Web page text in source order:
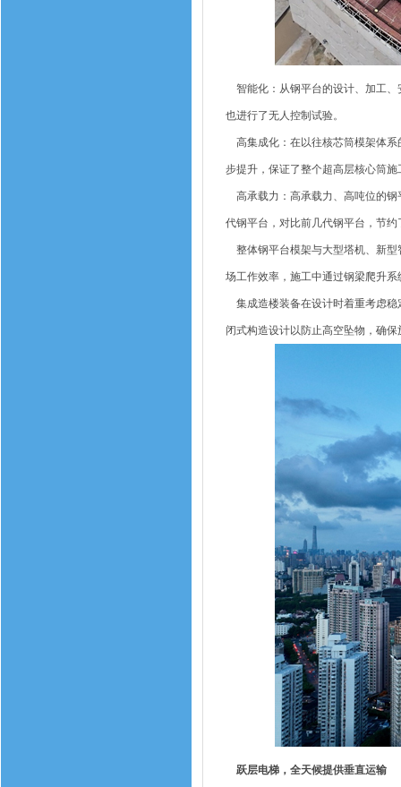
智能化：从钢平台的设计、加工、
也进行了无人控制试验。
高集成化：在以往核芯筒模架体系
步提升，保证了整个超高层核心筒施
高承载力：高承载力、高吨位的钢
代钢平台，对比前几代钢平台，节
整体钢平台模架与大型塔机、新型
场工作效率，施工中通过钢梁爬升
集成造楼装备在设计时着重考虑稳
闭式构造设计以防止高空坠物，确
跃层电梯，全天候提供垂直运输